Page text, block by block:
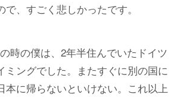
、すごく悲しかったです。
時の僕は、2年半住んでいたドイツ
ミングでした。またすぐに別の国に
本に帰らないといけない。これ以上